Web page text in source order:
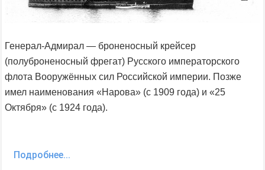
Генерал-Адмирал — броненосный крейсер
(полуброненосный фрегат) Русского императорского
флота Вооружённых сил Российской империи. Позже
имел наименования «Нарова» (с 1909 года) и «25
Октября» (с 1924 года).
Подробнее...